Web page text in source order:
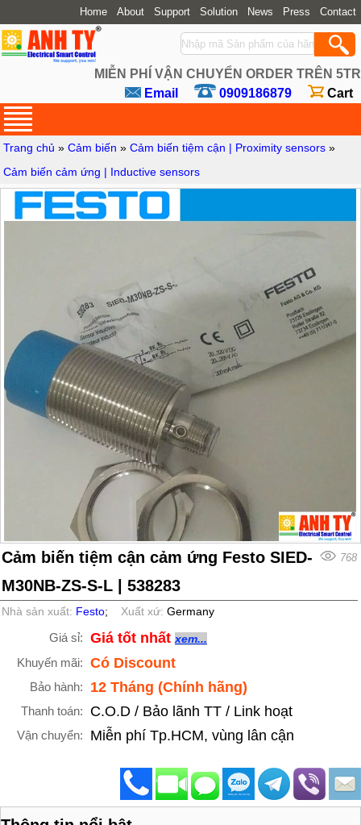
Home About Support Solution News Press Contact
MIỄN PHÍ VẬN CHUYỂN ORDER TRÊN 5TR
Email
0909186879 Cart
Trang chủ »Cảm biến »Cảm biến tiệm cận | Proximity sensors »
Cảm biến cảm ứng | Inductive sensors
Cảm biến tiệm cận cảm ứng Festo SIED-
M30NB-ZS-S-L | 538283
768
Nhà sản xuất: Festo; Xuất xứ:Germany
Giá sỉ: Giá tốt nhất xem...
Khuyến mãi: Có Discount
Bảo hành: 12 Tháng (Chính hãng)
Thanh toán: C.O.D / Bảo lãnh TT / Link hoạt
Vận chuyển: Miễn phí Tp.HCM, vùng lân cận